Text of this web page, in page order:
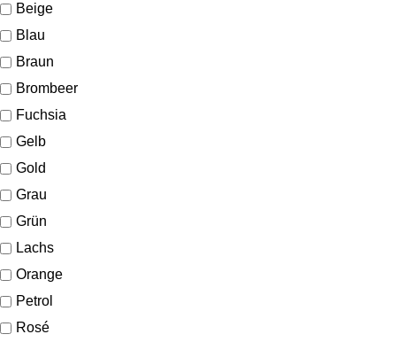
Beige
Blau
Braun
Brombeer
Fuchsia
Gelb
Gold
Grau
Grün
Lachs
Orange
Petrol
Rosé